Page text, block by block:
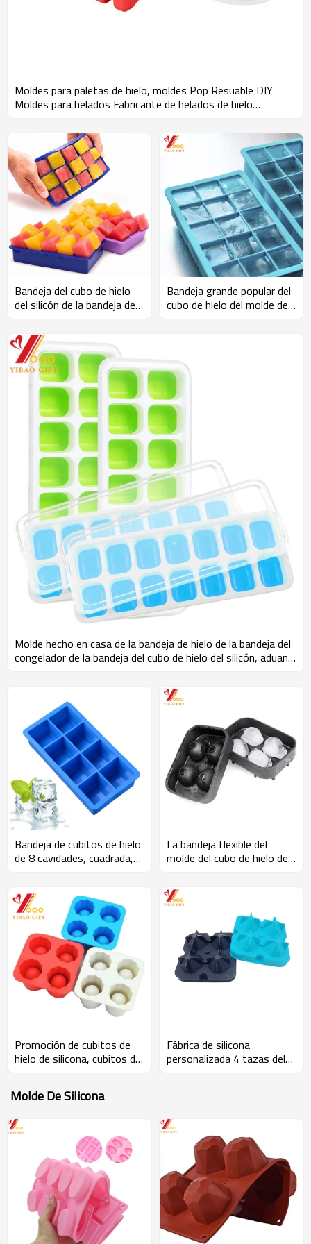
Moldes para paletas de hielo, moldes Pop Resuable DIY
Moldes para helados Fabricante de helados de hielo
Bandeja del cubo de hielo
del silicón de la bandeja del
silicón 15 de la categoría
alimenticia de la aduana
100% proveedor de la
fábrica
Bandeja grande popular del
cubo de hielo del molde del
Molde hecho en casa de la bandeja de hielo de la bandeja del
congelador de la bandeja del cubo de hielo del silicón, aduana
Bandeja de cubitos de hielo
de 8 cavidades, cuadrada,
La bandeja flexible del
molde del cubo de hielo del
cuatro cráneos de hielo
gigantes, fabricante
redondo del cubo de hielo
Promoción de cubitos de
hielo de silicona, cubitos de
Fábrica de silicona
personalizada 4 tazas del
Molde De Silicona